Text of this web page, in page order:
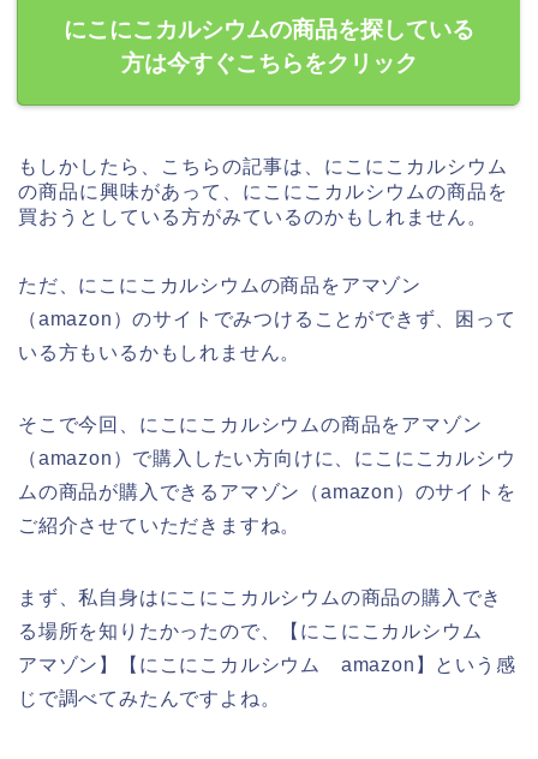
にこにこカルシウムの商品を探している
方は今すぐこちらをクリック
もしかしたら、こちらの記事は、にこにこカルシウム
の商品に興味があって、にこにこカルシウムの商品を
買おうとしている方がみているのかもしれません。
ただ、にこにこカルシウムの商品をアマゾン
（amazon）のサイトでみつけることができず、困って
いる方もいるかもしれません。
そこで今回、にこにこカルシウムの商品をアマゾン
（amazon）で購入したい方向けに、にこにこカルシウ
ムの商品が購入できるアマゾン（amazon）のサイトを
ご紹介させていただきますね。
まず、私自身はにこにこカルシウムの商品の購入でき
る場所を知りたかったので、【にこにこカルシウム
アマゾン】【にこにこカルシウム amazon】という感
じで調べてみたんですよね。